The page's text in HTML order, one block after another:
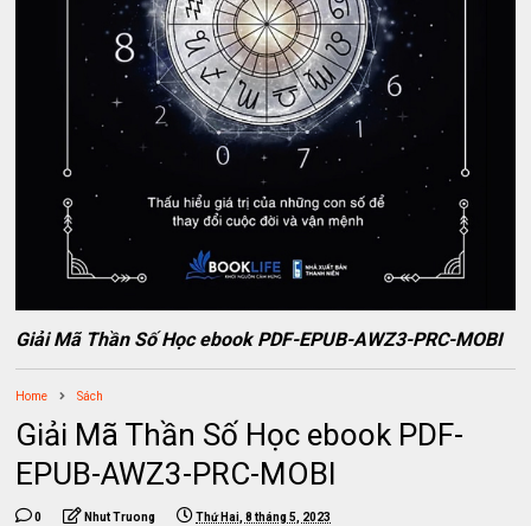
Giải Mã Thần Số Học ebook PDF-EPUB-AWZ3-PRC-MOBI
Home Sách
Giải Mã Thần Số Học ebook PDF-
EPUB-AWZ3-PRC-MOBI
0 Nhut Truong Thứ Hai, 8 tháng 5, 2023